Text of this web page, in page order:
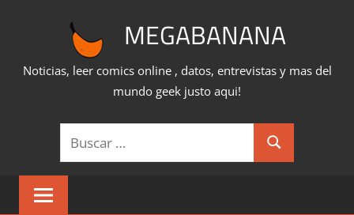
MEGABANANA
Noticias, leer comics online , datos, entrevistas y mas del
mundo geek justo aqui!
Buscar:
Buscar